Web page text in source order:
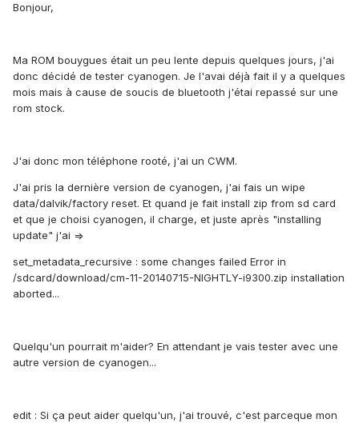
Bonjour,
Ma ROM bouygues était un peu lente depuis quelques jours, j'ai
donc décidé de tester cyanogen. Je l'avai déjà fait il y a quelques
mois mais à cause de soucis de bluetooth j'étai repassé sur une
rom stock.
J'ai donc mon téléphone rooté, j'ai un CWM.
J'ai pris la dernière version de cyanogen, j'ai fais un wipe
data/dalvik/factory reset. Et quand je fait install zip from sd card
et que je choisi cyanogen, il charge, et juste après "installing
update" j'ai =>
set_metadata_recursive : some changes failed Error in
/sdcard/download/cm-11-20140715-NIGHTLY-i9300.zip installation
aborted...
Quelqu'un pourrait m'aider? En attendant je vais tester avec une
autre version de cyanogen...
edit : Si ça peut aider quelqu'un, j'ai trouvé, c'est parceque mon